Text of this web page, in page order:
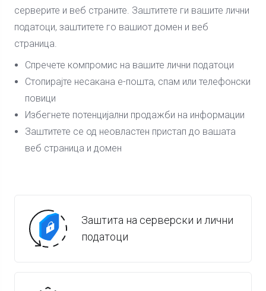
серверите и веб страните. Заштитете ги вашите лични
податоци, заштитете го вашиот домен и веб
страница.
Спречете компромис на вашите лични податоци
Стопирајте несакана е-пошта, спам или телефонски
повици
Избегнете потенцијални продажби на информации
Заштитете се од неовластен пристап до вашата
веб страница и домен
Заштита на серверски и лични
податоци